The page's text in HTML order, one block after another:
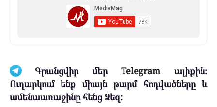
Գրանցվիր մերTelegramալիքին։
Ուղարկում ենք միայն թարմ հոդվածները և
ամենաառաջինը հենց Ձեզ: